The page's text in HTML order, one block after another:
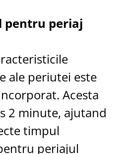
pentru periaj
ale periutei este
Acesta
2 minute, ajutand
timpul
periajul